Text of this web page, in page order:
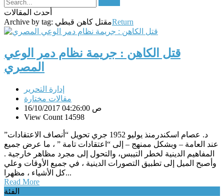
أحدث المقالات
Archive by tag: مقتل كاهن قبطيReturn
قتل الكاهن : جريمة نظام دمر الوعي
المصري
إدارة التحرير
مقالات مختارة
16/10/2017 04:26:00 ص
View Count 14598
د. عصام اسكندرمنذ يوليو 1952 جري تحويل “أنصاف الاعتقادات”
عند العامة – وبشكل ممنهج – إلى “اعتقادات تامة ” ، ما عرض جميع
المفاهيم الدينية لخطر التيبس، والتحول إلى مجرد مظاهر خارجية .
وأصبح الميل إلى تطبيق التصورات الدينية ، في جميع الأوقات وعلي
كل الأشياء ، مظهرا...
Read More
الفئة